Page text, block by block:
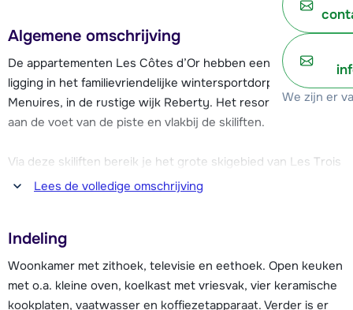
We zijn er
Algemene omschrijving
De appartementen Les Côtes d’Or hebben een gunstige
ligging in het familievriendelijke wintersportdorp Les
Menuires, in de rustige wijk Reberty. Het resort ligt namelijk
aan de voet van de piste en vlakbij de skiliften.
Via deze skiliften bereik je het grote skigebied van Les Trois
Vallées met ca. 600 kilometer aan piste. Het centrum van
winkels, supermarkten een skischool en gezellige aprés-ski
gelegenheden.
Ook is er in Les Menuires een sport- en wellnesscentrum
Lees de volledige omschrijving
Indeling
Woonkamer met zithoek, televisie en eethoek. Open keuken
met o.a. kleine oven, koelkast met vriesvak, vier keramische
kookplaten, vaatwasser en koffiezetapparaat. Verder is er